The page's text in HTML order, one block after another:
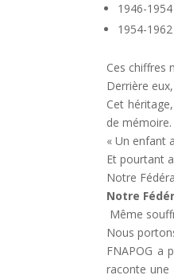
1946-
1954-
Ces chiffres
Derrière
Cet
de mémoire.
« Un enfant
Et pourtant
Notre
Notre
Même
Nous
FNAPOG a
raconte une